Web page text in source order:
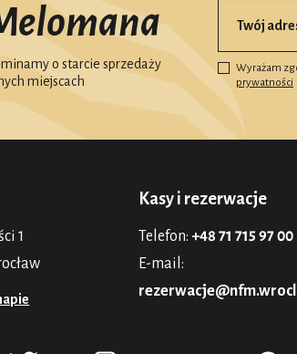
o starcie sprzedaży
miejscach
Wyrażam
prywatności
1
Kasy i rezerwacje
Telefon: +48 71 715 97 00
E-mail: